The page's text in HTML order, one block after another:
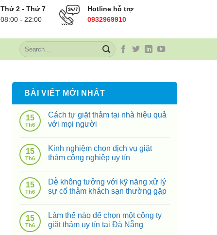
Thứ 2 - Thứ 7
08:00 - 22:00
Hotline hỗ trợ
0932969910
BÀI VIẾT MỚI NHẤT
15
Th6
Cách tự giặt thảm tại nhà hiệu quả
với mọi người
15
Th6
Kinh nghiệm chọn dịch vụ giặt
thảm công nghiệp uy tín
15
Th6
Dễ không tưởng với kỹ năng xử lý
sự cố thảm khách sạn thường gặp
15
Th6
Làm thế nào để chọn một công ty
giặt thảm uy tín tại Đà Nẵng